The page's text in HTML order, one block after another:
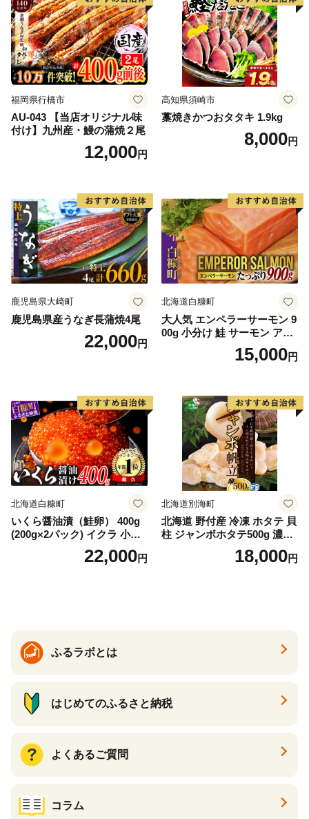
福岡県行橋市
AU-043 【当店オリジナル味
付け】九州産・鰻の蒲焼２尾
12,000円
高知県須崎市
藁焼きかつおタタキ 1.9kg
8,000円
鹿児島県大崎町
鹿児島県産うなぎ長蒲焼4尾
22,000円
北海道白糠町
大人気 エンペラーサーモン 9
00g 小分け 鮭 サーモン アト
ランティックサーモン 水産
庁長官賞 受賞 さけ シャケ し
満足 美味しい 贈答 生食用 刺
身 お刺身 刺し身 魚介類 海鮮
冷凍 厚切り 薄切り ふるさと
納税 ふるさとチョイス チョ
イス 北海道 白糠町
15,000円
北海道白糠町
いくら醤油漬（鮭卵） 400g
(200g×2パック) イクラ 小分
け いくら醤油漬 鮭いくら い
くら醤油漬け 鮭 鮭卵 ikura
22,000円
北海道別海町
北海道 野付産 冷凍 ホタテ 貝
柱 ジャンボホタテ500g 濃厚
な旨味と甘み （ほたて ホタ
テ 帆立 貝柱 ホタテ貝柱 大玉
18,000円
ふるラボとは
はじめてのふるさと納税
よくあるご質問
コラム